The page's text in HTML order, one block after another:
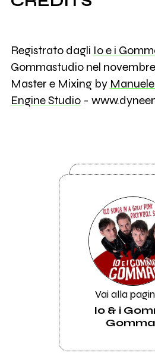
Registrato dagli Io e i
Gommastudio nel
Master e Mixing by
Engine Studio-
Vai alla
Io & i